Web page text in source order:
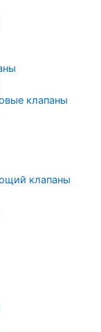
клапаны
клапаны